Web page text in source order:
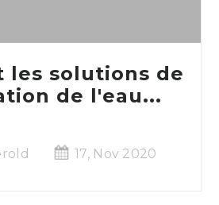
les solutions de
de l'eau...
17, Nov 2020